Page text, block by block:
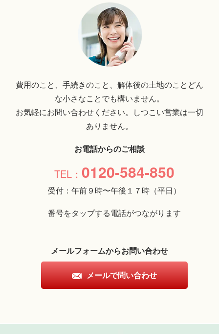
費用のこと、手続きのこと、解体後の土地のことどん
な小さなことでも構いません。
お気軽にお問い合わせください。しつこい営業は一切
ありません。
お電話からのご相談
0120-584-850
受付：午前９時〜午後１７時（平日）
番号をタップする電話がつながります
メールフォームからお問い合わせ
メールで問い合わせ